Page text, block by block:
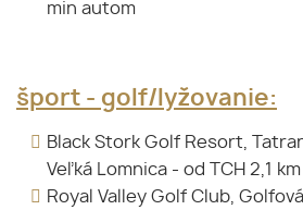
min autom
šport - golf/lyžovanie:
Black Stork Golf Resort,
Veľká Lomnica - od TCH 2,1
Royal Valley Golf Club,